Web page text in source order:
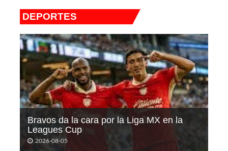
DEPORTES
Bravos da la cara por la Liga MX en la
Leagues Cup
2026-08-05